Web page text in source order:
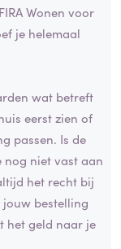
Wonen voor
je helemaal
wat betreft
eerst zien of
passen. Is de
nog niet vast aan
het recht bij
jouw bestelling
het geld naar je